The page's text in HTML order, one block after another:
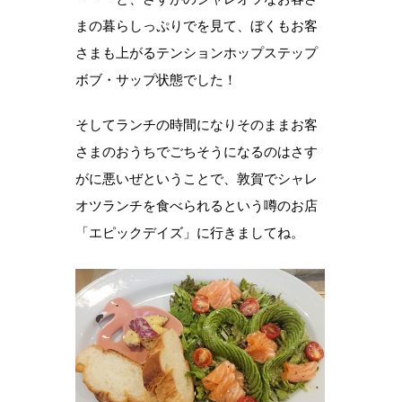
まの暮らしっぷりでを見て、ぼくもお客
さまも上がるテンションホップステップ
ボブ・サップ状態でした！
そしてランチの時間になりそのままお客
さまのおうちでごちそうになるのはさす
がに悪いぜということで、敦賀でシャレ
オツランチを食べられるという噂のお店
「エピックデイズ」に行きましてね。